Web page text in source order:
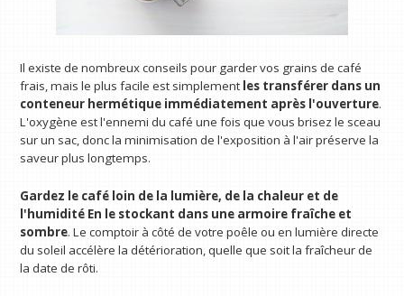
Il existe de nombreux conseils pour garder vos grains de café
frais, mais le plus facile est simplement les transférer dans un
conteneur hermétique immédiatement après l'ouverture.
L'oxygène est l'ennemi du café une fois que vous brisez le sceau
sur un sac, donc la minimisation de l'exposition à l'air préserve la
saveur plus longtemps.
Gardez le café loin de la lumière, de la chaleur et de
l'humidité En le stockant dans une armoire fraîche et
sombre. Le comptoir à côté de votre poêle ou en lumière directe
du soleil accélère la détérioration, quelle que soit la fraîcheur de
la date de rôti.